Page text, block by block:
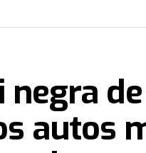
negra
autos